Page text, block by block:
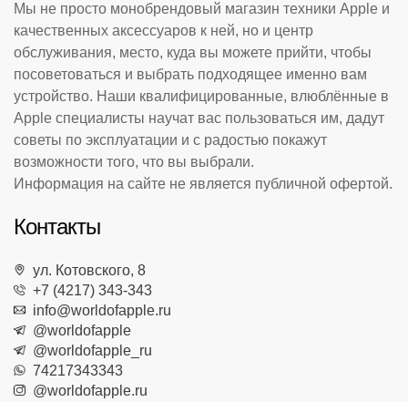
Мы не просто монобрендовый магазин техники Apple и
качественных аксессуаров к ней, но и центр
обслуживания, место, куда вы можете прийти, чтобы
посоветоваться и выбрать подходящее именно вам
устройство. Наши квалифицированные, влюблённые в
Apple специалисты научат вас пользоваться им, дадут
советы по эксплуатации и с радостью покажут
возможности того, что вы выбрали.
Информация на сайте не является публичной офертой.
Контакты
ул. Котовского, 8
+7 (4217) 343-343
info@worldofapple.ru
@worldofapple
@worldofapple_ru
74217343343
@worldofapple.ru